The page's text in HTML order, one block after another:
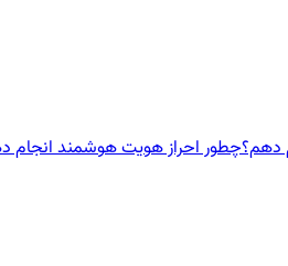
چطور احراز هویت هوشمند انجام